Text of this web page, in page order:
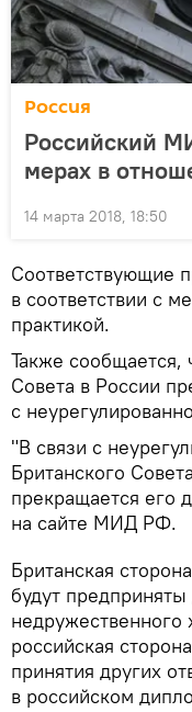
Россия
Российский
мерах в
14 марта 2018, 18:50
Соответствующие
в соответствии с
практикой.
Также сообщается,
Совета в России
с
"В связи с
Британского
прекращается его
на сайте МИД РФ.
Британская
будут
недружественного
российская
принятия других
в российском